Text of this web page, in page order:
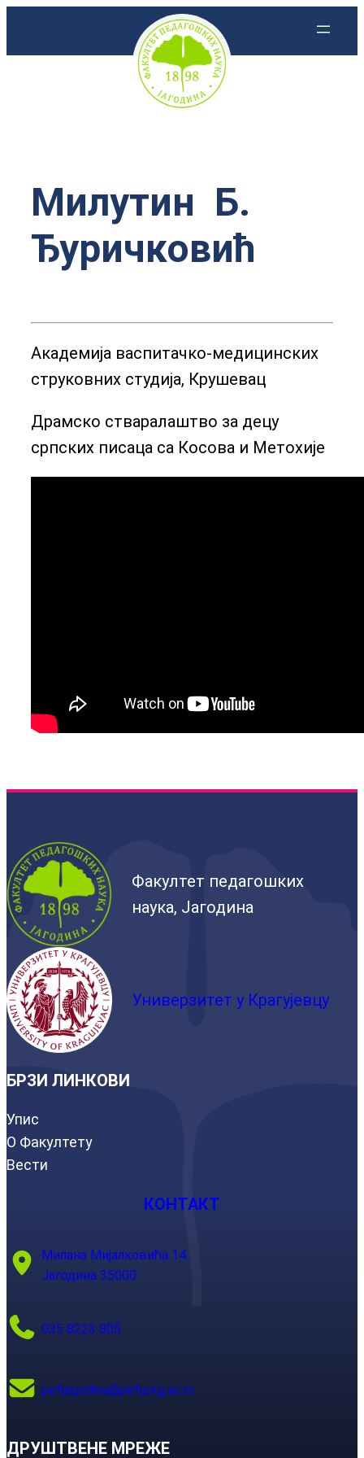
Милутин Б.
Ђуричковић
Академија васпитачко-медицинских
струковних студија, Крушевац
Драмско стваралаштво за децу
српских писаца са Косова и Метохије
Факултет педагошких
наука, Јагодина
Универзитет у Крагујевцу
БРЗИ ЛИНКОВИ
Упис
О Факултету
Вести
КОНТАКТ
Милана Мијалковића 14
Јагодина 35000
035 8223 805
pefjagodina@pefja.kg.ac.rs
ДРУШТВЕНЕ МРЕЖЕ